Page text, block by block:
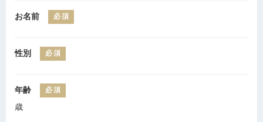
お名前 必須
性別 必須
年齢 必須
歳